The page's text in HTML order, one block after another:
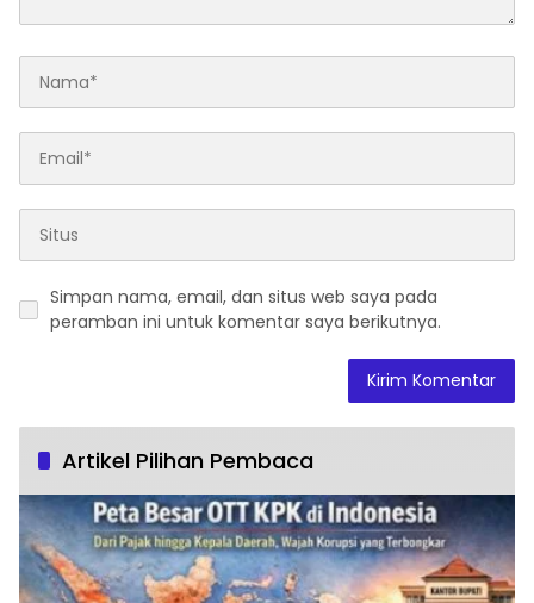
Simpan nama, email, dan situs web saya pada
peramban ini untuk komentar saya berikutnya.
Artikel Pilihan Pembaca